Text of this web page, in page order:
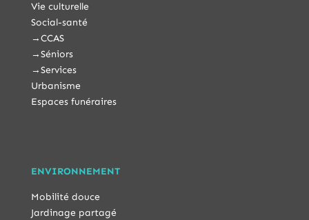
Vie culturelle
Social-santé
→CCAS
→Séniors
→Services
Urbanisme
Espaces funéraires
ENVIRONNEMENT
Mobilité douce
Jardinage partagé